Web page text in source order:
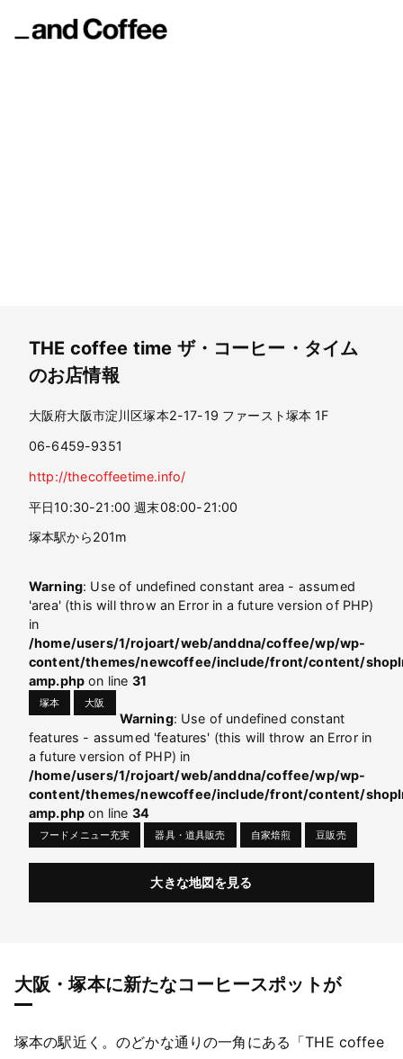
THE coffee time ザ・コーヒー・タイム
のお店情報
大阪府大阪市淀川区塚本2-17-19 ファースト塚本 1F
06-6459-9351
http://thecoffeetime.info/
平日10:30-21:00 週末08:00-21:00
塚本駅から201m
Warning: Use of undefined constant area - assumed
'area' (this will throw an Error in a future version of PHP)
in
/home/users/1/rojoart/web/anddna/coffee/wp/wp-
content/themes/newcoffee/include/front/content/
amp.php on line 31
塚本 大阪
Warning: Use of undefined constant
features - assumed 'features' (this will throw an Error in
a future version of PHP) in
/home/users/1/rojoart/web/anddna/coffee/wp/wp-
content/themes/newcoffee/include/front/content/
amp.php on line 34
フードメニュー充実 器具・道具販売 自家焙煎 豆販売
大きな地図を見る
大阪・塚本に新たなコーヒースポットが
塚本の駅近く。のどかな通りの一角にある「THE coffee